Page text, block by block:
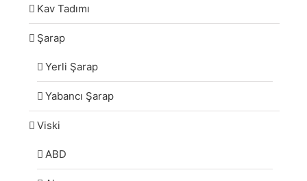
Kav Tadımı
Şarap
Yerli Şarap
Yabancı Şarap
Viski
ABD